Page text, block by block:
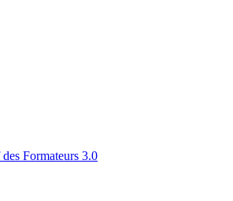
Formateurs 3.0